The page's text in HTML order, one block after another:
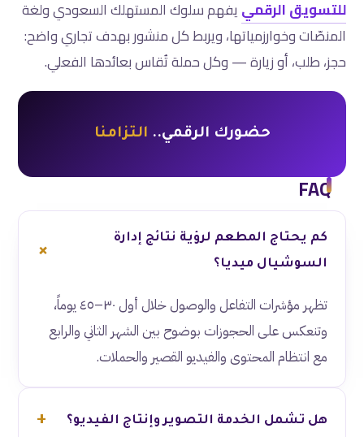
للتسويق الرقمييفهم سلوك المستهلك السعودي ولغة
المنصّات وخوارزمياتها، ويربط كل منشور بهدف تجاري واضح:
حجز، طلب، أو زيارة — وكل حملة تُقاس بعائدها الفعلي.
حضورك الرقمي.. التزامنا
FAQ
كم يحتاج المطعم لرؤية نتائج إدارة
السوشيال ميديا؟
تظهر مؤشرات التفاعل والوصول خلال أول ٣٠–٤٥ يوماً،
وتنعكس على الحجوزات بوضوح بين الشهر الثاني والرابع
مع انتظام المحتوى والفيديو القصير والحملات.
هل تشمل الخدمة التصوير وإنتاج الفيديو؟